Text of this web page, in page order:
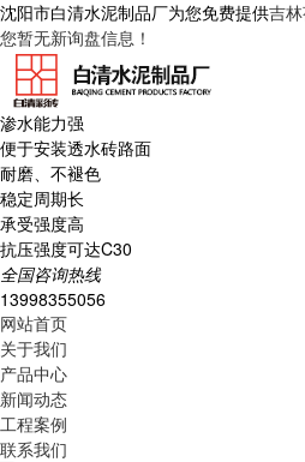
沈阳市白清水泥制品厂为您免费提供吉
您暂无新询盘信息！
渗水能力强
便于安装透水砖路面
耐磨、不褪色
稳定周期长
承受强度高
抗压强度可达C30
全国咨询热线
13998355056
网站首页
关于我们
产品中心
新闻动态
工程案例
联系我们